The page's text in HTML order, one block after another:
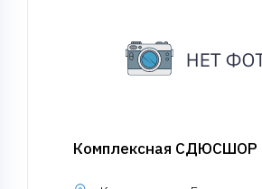
Комплексная